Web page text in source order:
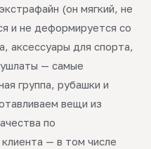
(он мягкий, не
и не деформируется со
аксессуары для спорта,
— самые
группа, рубашки и
вещи из
по
— в том числе